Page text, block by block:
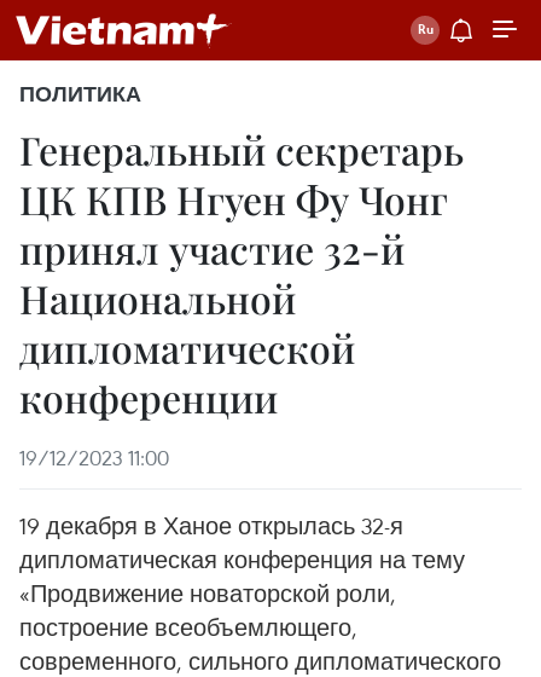
ПОЛИТИКА
Генеральный секретарь
ЦК КПВ Нгуен Фу Чонг
принял участие 32-й
Национальной
дипломатической
конференции
19/12/2023 11:00
19 декабря в Ханое открылась 32-я
дипломатическая конференция на тему
«Продвижение новаторской роли,
построение всеобъемлющего,
современного, сильного дипломатического